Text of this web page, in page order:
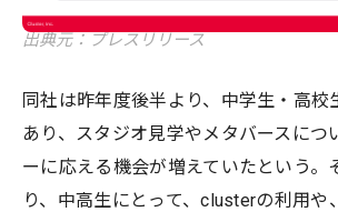
出典元：プレスリリース
同社は昨年度後半より、中学生・高校
あり、スタジオ見学やメタバースにつ
ーに応える機会が増えていたという。
り、中高生にとって、clusterの利用や